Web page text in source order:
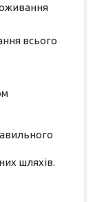
всього
шляхів.